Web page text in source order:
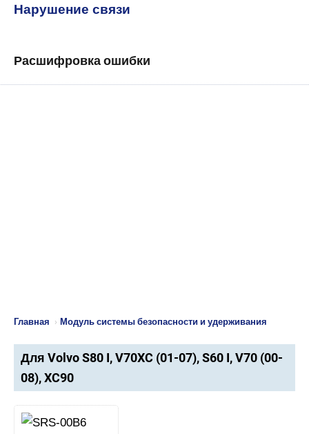
Нарушение связи
Расшифровка ошибки
Главная › Модуль системы безопасности и удерживания
Для Volvo S80 I, V70XC (01-07), S60 I, V70 (00-
08), XC90